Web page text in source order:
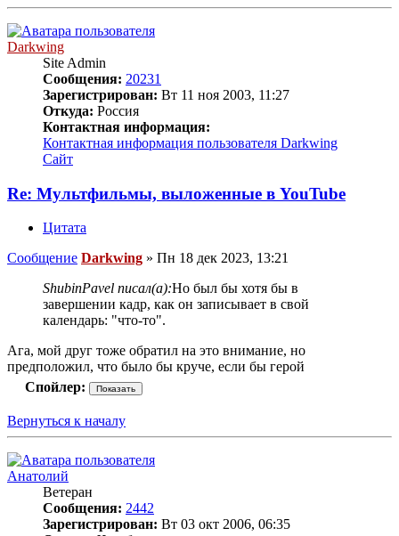
Darkwing
Site Admin
Сообщения: 20231
Зарегистрирован: Вт 11 ноя 2003, 11:27
Откуда: Россия
Контактная информация:
Контактная информация пользователя Darkwing
Сайт
Re: Мультфильмы, выложенные в YouTube
Цитата
Сообщение Darkwing » Пн 18 дек 2023, 13:21
ShubinPavel писал(а):Но был бы хотя бы в
завершении кадр, как он записывает в свой
календарь: "что-то".
Ага, мой друг тоже обратил на это внимание, но
предположил, что было бы круче, если бы герой
Спойлер:
Вернуться к началу
Анатолий
Ветеран
Сообщения: 2442
Зарегистрирован: Вт 03 окт 2006, 06:35